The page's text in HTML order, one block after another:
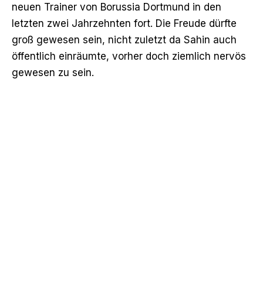
neuen Trainer von Borussia Dortmund in den
letzten zwei Jahrzehnten fort. Die Freude dürfte
groß gewesen sein, nicht zuletzt da Sahin auch
öffentlich einräumte, vorher doch ziemlich nervös
gewesen zu sein.